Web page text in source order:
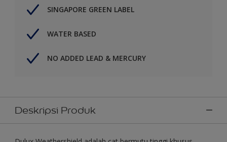
SINGAPORE GREEN LABEL
WATER BASED
NO ADDED LEAD & MERCURY
Deskripsi Produk